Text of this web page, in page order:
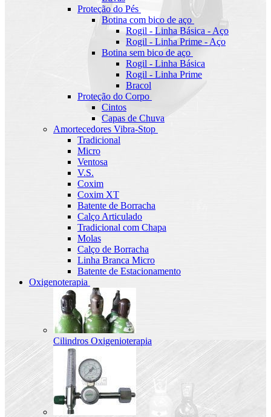
Proteção do Pés
Botina com bico de aço
Rogil - Linha Básica - Aço
Rogil - Linha Prime - Aço
Botina sem bico de aço
Rogil - Linha Básica
Rogil - Linha Prime
Bracol
Proteção do Corpo
Cintos
Capas de Chuva
Amortecedores Vibra-Stop
Tradicional
Micro
Ventosa
V.S.
Coxim
Coxim XT
Batente de Borracha
Calço Articulado
Tradicional com Chapa
Molas
Calço de Borracha
Linha Branca Micro
Batente de Estacionamento
Oxigenoterapia
Cilindros Oxigenioterapia